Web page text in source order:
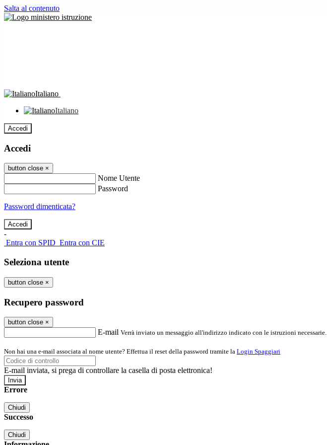
Salta al contenuto
Italiano
Italiano
Accedi
Accedi
button close ×
Nome Utente
Password
Password dimenticata?
-
Entra con SPID Entra con CIE
Seleziona utente
button close ×
Recupero password
button close ×
E-mail Verrà inviato un messaggio all'indirizzo indicato con le istruzioni necessarie.
Non hai una e-mail associata al nome utente? Effettua il reset della password tramite la Login Spaggiari
E-mail inviata, si prega di controllare la casella di posta elettronica!
Errore
Chiudi
Successo
Chiudi